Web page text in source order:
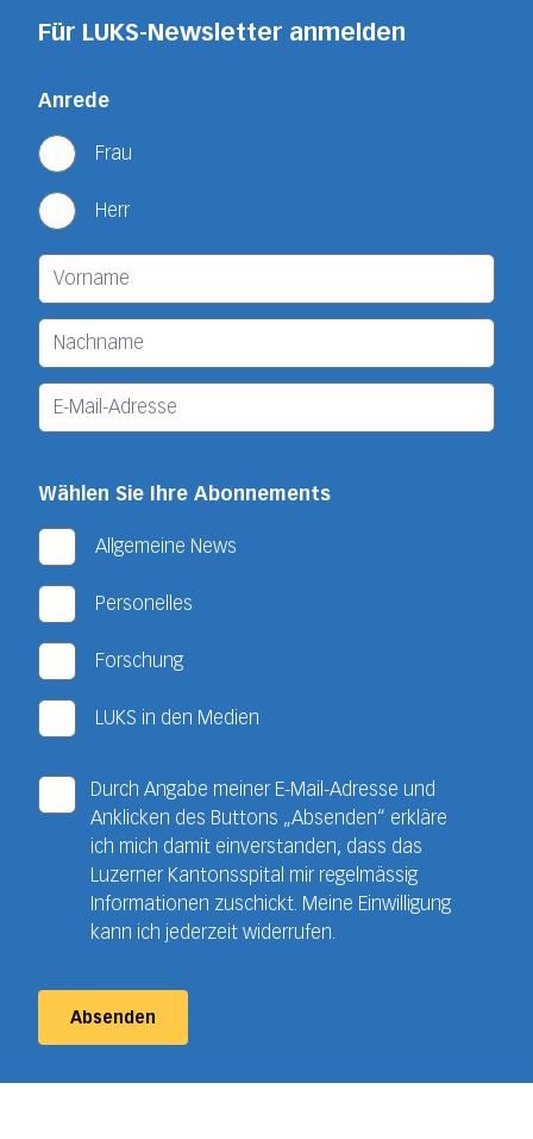
Für LUKS-Newsletter anmelden
Anrede
Frau
Herr
Wählen Sie Ihre Abonnements
Allgemeine News
Personelles
Forschung
LUKS in den Medien
Durch Angabe meiner E-Mail-Adresse und
Anklicken des Buttons „Absenden“ erkläre
ich mich damit einverstanden, dass das
Luzerner Kantonsspital mir regelmässig
Informationen zuschickt. Meine Einwilligung
kann ich jederzeit widerrufen.
Absenden